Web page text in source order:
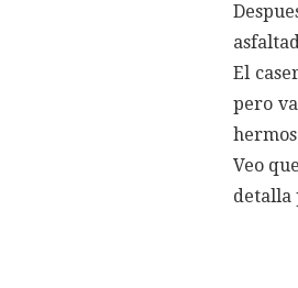
El
pero
Veo
detalla